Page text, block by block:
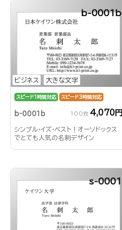
ビジネス 大きな文字
b-0001b
スピード1時間対応 スピード3時間対応
b-0001b 100枚 4,070円
シンプル・イズ・ベスト！オーソドックス
でとても人気の名刺デザイン
s-0001